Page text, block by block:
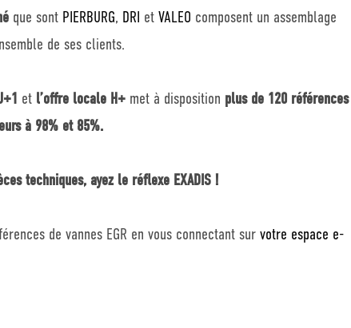
que sont PIERBURG, DRI et VALEO composent un assemblage
de ses clients.
et l’offre locale H+ met à disposition plus de 120 références
à 98% et 85%.
techniques, ayez le réflexe EXADIS !
de vannes EGR en vous connectant sur votre espace e-